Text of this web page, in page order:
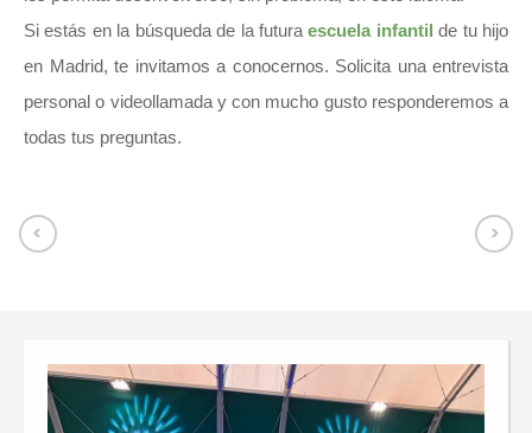
Si estás en la búsqueda de la futuraescuela infantil de tu hijo
en Madrid, te invitamos a conocernos. Solicita una entrevista
personal o videollamaday con mucho gusto responderemos a
todas tus preguntas.